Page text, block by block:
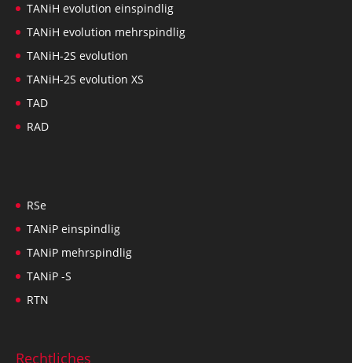
TANiH evolution einspindlig
TANiH evolution mehrspindlig
TANiH-2S evolution
TANiH-2S evolution XS
TAD
RAD
RSe
TANiP einspindlig
TANiP mehrspindlig
TANiP -S
RTN
Rechtliches